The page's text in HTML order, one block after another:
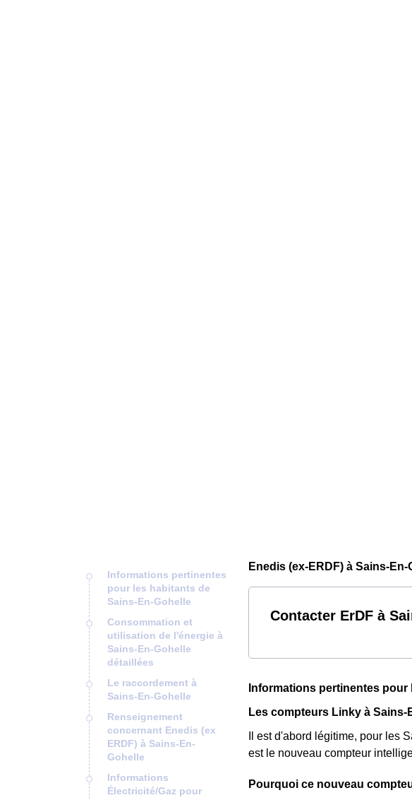
Informations pertinentes
pour les habitants de
Sains-En-Gohelle
Consommation et
utilisation de l'énergie à
Sains-En-Gohelle
détaillées
Le raccordement à
Sains-En-Gohelle
Renseignement
concernant Enedis (ex
ERDF) à Sains-En-
Gohelle
Informations
Électricité/Gaz pour
Enedis (ex-ERDF) à Sains-En-
Contacter ErDF à
Informations pertinentes
Les compteurs Linky à Sains-
Il est d'abord légitime, pour les
est le nouveau compteur
Pourquoi ce nouveau